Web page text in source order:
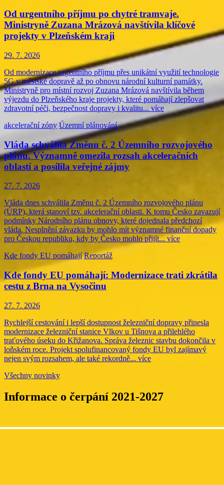
Od urgentního příjmu po chytré tramvaje.
Ministryně Zuzana Mrázová navštívila klíčové
projekty v Plzeňském kraji
29. 7. 2026
Od modernizace urgentního příjmu přes unikátní využití technologie
5G v městské dopravě až po obnovu národní kulturní památky.
Ministryně pro místní rozvoj Zuzana Mrázová navštívila během
výjezdu do Plzeňského kraje projekty, které pomáhají zlepšovat
zdravotní péči, bezpečnost dopravy i kvalitu... více
akcelerační zóny Územní plánování
Vláda schválila Změnu č. 2 Územního rozvojového
plánu. Významně omezila rozsah akceleračních
oblastí a posílila veřejné zájmy
27. 7. 2026
Vláda dnes schválila Změnu č. 2 Územního rozvojového plánu
(ÚRP), která stanoví tzv. akcelerační oblasti. K tomu Česko zavazují
podmínky Národního plánu obnovy, které dojednala předchozí
vláda. Nesplnění závazku by mohlo mít významné finanční dopady
pro Českou republiku, kdy by Česko mohlo přijít... více
Kde fondy EU pomáhají Reportáž
Kde fondy EU pomáhají: Modernizace trati zkrátila
cestu z Brna na Vysočinu
27. 7. 2026
Rychlejší cestování i lepší dostupnost železniční dopravy přinesla
modernizace železniční stanice Vlkov u Tišnova a přilehlého
traťového úseku do Křižanova. Správa železnic stavbu dokončila v
loňském roce. Projekt spolufinancovaný fondy EU byl zajímavý
nejen svým rozsahem, ale také rekordně... více
Všechny novinky
Informace o čerpání 2021-2027